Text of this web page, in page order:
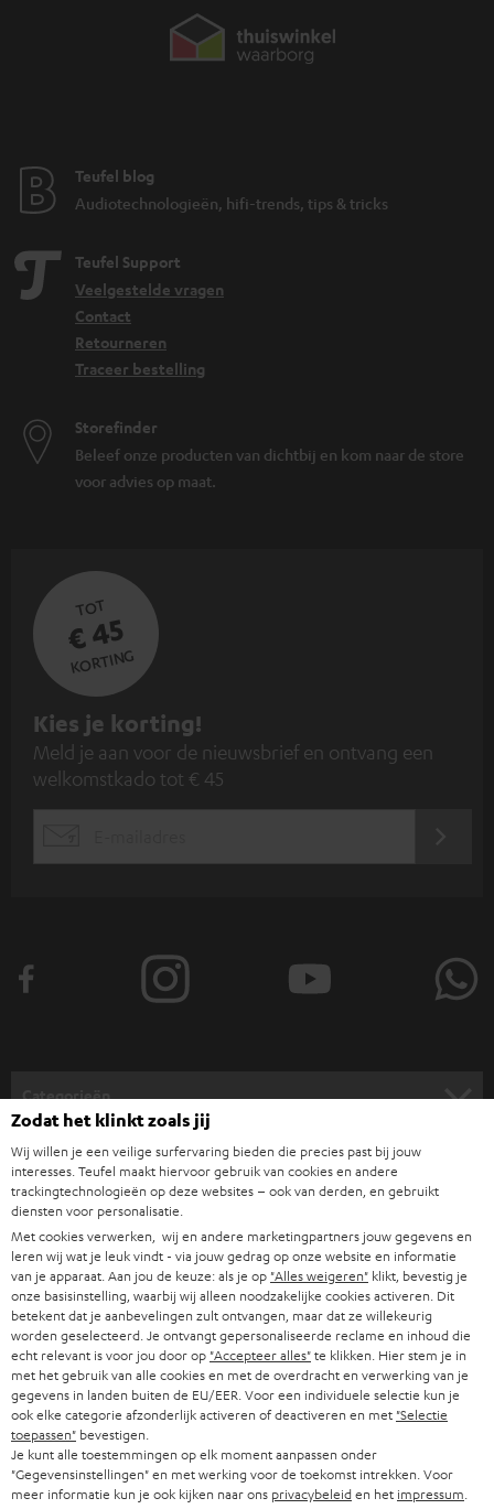
Teufel blog
Audiotechnologieën, hifi-trends, tips & tricks
Teufel Support
Veelgestelde vragen
Contact
Retourneren
Traceer bestelling
Storefinder
Beleef onze producten van dichtbij en kom naar de store
voor advies op maat.
TOT
€ 45
KORTING
A
a
n
n
r
n
i
e
u
w
s
b
r
i
e
f
Kies je korting!
Meld je aan voor de nieuwsbrief en ontvang een
welkomstkado tot € 45
Categorieën
HOME CINEMA SPEAKERS
COMPLETE SYSTEMEN
SOUNDBARS
HIFI-SPEAKERS
SMART HOME
BLUETOOTH
KOPTELEFOONS
BLUETOOTH KOPTELEFOONS
Bedrijf
SUPPORT
CARRIÈRE
PERS & MARKETING
B2B
PARTNERPROGRAMMA
BLOG
NEWSLETTER
Teufel online shops
DUITSLAND
OOSTENRIJK
ZWITSERLAND
NEDERLAND
Zodat het klinkt zoals jij
Wij willen je een veilige surfervaring bieden die precies past bij jouw
interesses. Teufel maakt hiervoor gebruik van cookies en andere
trackingtechnologieën op deze websites – ook van derden, en gebruikt
diensten voor personalisatie.
Met cookies verwerken, wij en andere marketingpartners jouw gegevens en
leren wij wat je leuk vindt - via jouw gedrag op onze website en informatie
van je apparaat. Aan jou de keuze: als je op "Alles weigeren" klikt, bevestig je
onze basisinstelling, waarbij wij alleen noodzakelijke cookies activeren. Dit
betekent dat je aanbevelingen zult ontvangen, maar dat ze willekeurig
worden geselecteerd. Je ontvangt gepersonaliseerde reclame en inhoud die
echt relevant is voor jou door op "Accepteer alles"te klikken. Hier stem je in
met het gebruik van alle cookies en met de overdracht en verwerking van je
gegevens in landen buiten de EU/EER. Voor een individuele selectie kun je
ook elke categorie afzonderlijk activeren of deactiveren en met "Selectie
toepassen" bevestigen.
Je kunt alle toestemmingen op elk moment aanpassen onder
"Gegevensinstellingen" en met werking voor de toekomst intrekken. Voor
meer informatie kun je ook kijken naar ons privacybeleiden het impressum